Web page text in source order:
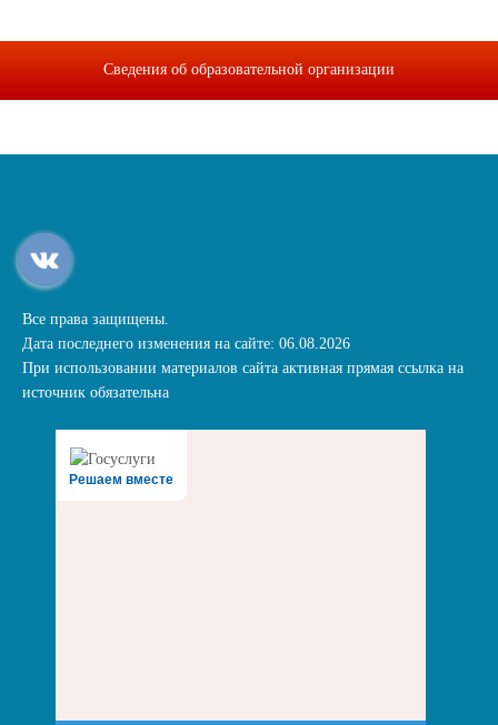
Сведения об образовательной организации
Все права защищены.
Дата последнего изменения на сайте: 06.08.2026
При использовании материалов сайта активная прямая ссылка на
источник обязательна
Решаем вместе